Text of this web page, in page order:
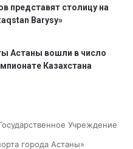
представят столицу на
Barysy»
Астаны вошли в число
Казахстана
Учреждение
города Астаны»